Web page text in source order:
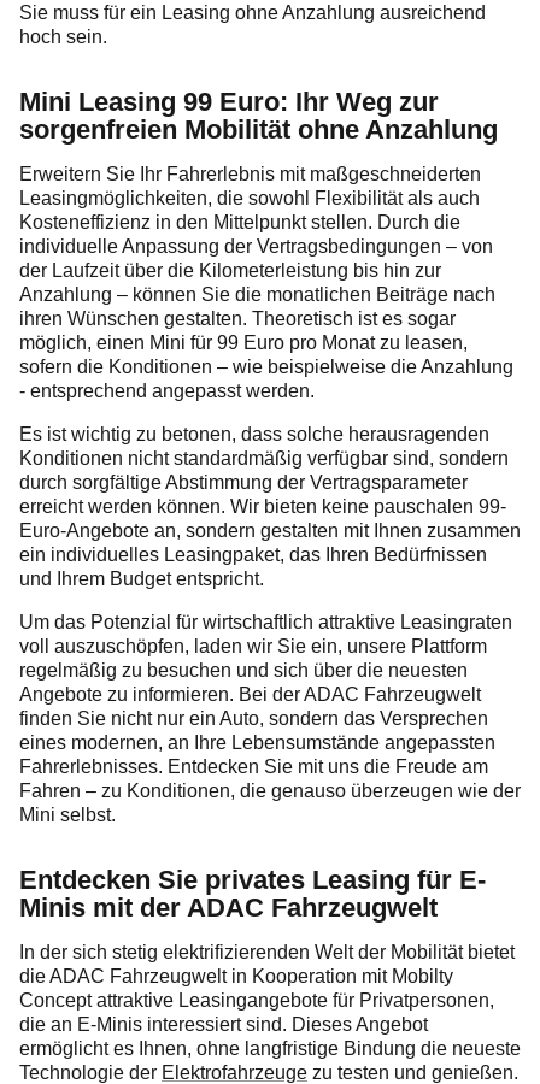
Sie muss für ein Leasing ohne Anzahlung ausreichend
hoch sein.
Mini Leasing 99 Euro: Ihr Weg zur
sorgenfreien Mobilität ohne Anzahlung
Erweitern Sie Ihr Fahrerlebnis mit maßgeschneiderten
Leasingmöglichkeiten, die sowohl Flexibilität als auch
Kosteneffizienz in den Mittelpunkt stellen. Durch die
individuelle Anpassung der Vertragsbedingungen – von
der Laufzeit über die Kilometerleistung bis hin zur
Anzahlung – können Sie die monatlichen Beiträge nach
ihren Wünschen gestalten. Theoretisch ist es sogar
möglich, einen Mini für 99 Euro pro Monat zu leasen,
sofern die Konditionen – wie beispielweise die Anzahlung
- entsprechend angepasst werden.
Es ist wichtig zu betonen, dass solche herausragenden
Konditionen nicht standardmäßig verfügbar sind, sondern
durch sorgfältige Abstimmung der Vertragsparameter
erreicht werden können. Wir bieten keine pauschalen 99-
Euro-Angebote an, sondern gestalten mit Ihnen zusammen
ein individuelles Leasingpaket, das Ihren Bedürfnissen
und Ihrem Budget entspricht.
Um das Potenzial für wirtschaftlich attraktive Leasingraten
voll auszuschöpfen, laden wir Sie ein, unsere Plattform
regelmäßig zu besuchen und sich über die neuesten
Angebote zu informieren. Bei der ADAC Fahrzeugwelt
finden Sie nicht nur ein Auto, sondern das Versprechen
eines modernen, an Ihre Lebensumstände angepassten
Fahrerlebnisses. Entdecken Sie mit uns die Freude am
Fahren – zu Konditionen, die genauso überzeugen wie der
Mini selbst.
Entdecken Sie privates Leasing für E-
Minis mit der ADAC Fahrzeugwelt
In der sich stetig elektrifizierenden Welt der Mobilität bietet
die ADAC Fahrzeugwelt in Kooperation mit Mobilty
Concept attraktive Leasingangebote für Privatpersonen,
die an E-Minis interessiert sind. Dieses Angebot
ermöglicht es Ihnen, ohne langfristige Bindung die neueste
Technologie der Elektrofahrzeuge zu testen und genießen.